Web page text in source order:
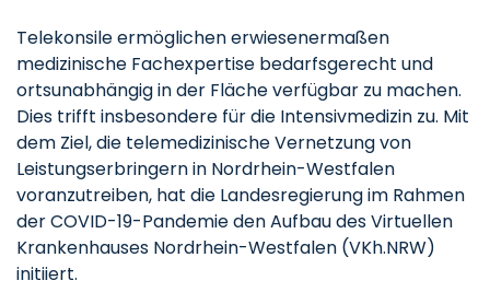
Telekonsile ermöglichen erwiesenermaßen
medizinische Fachexpertise bedarfsgerecht und
ortsunabhängig in der Fläche verfügbar zu machen.
Dies trifft insbesondere für die Intensivmedizin zu. Mit
dem Ziel, die telemedizinische Vernetzung von
Leistungserbringern in Nordrhein-Westfalen
voranzutreiben, hat die Landesregierung im Rahmen
der COVID-19-Pandemie den Aufbau des Virtuellen
Krankenhauses Nordrhein-Westfalen (VKh.NRW)
initiiert.